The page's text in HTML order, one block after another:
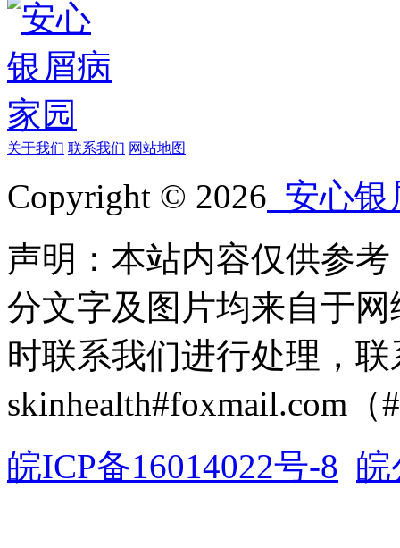
关于我们 联系我们 网站地图
Copyright © 2026 安心银
声明：本站内容仅供参
分文字及图片均来自于
时联系我们进行处理，
skinhealth#foxmail.com（
皖ICP备16014022号-8 皖